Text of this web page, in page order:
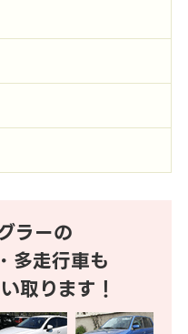
ラーの
多走行車も
取ります！